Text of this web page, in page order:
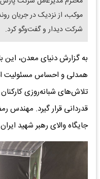
موکب، از نزدیک در جریان
شرکت دیدار و گفت‌وگو کرد.
به گزارش دنیای معدن، این
همدلی و احساس مسئولیت
تلاش‌های شبانه‌روزی
قدردانی قرار گیرد. مهندس
جایگاه والای رهبر شهید